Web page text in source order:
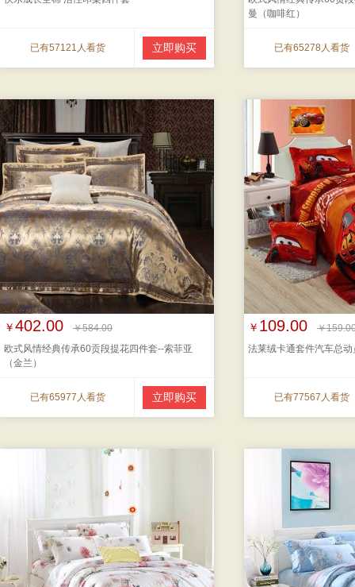
已有57121人看货 立即购买
曼（咖啡红）
已有65278人看货
￥402.00
￥584.00
欧式风情经典传承60贡段提花四件套--索菲亚
（金兰）
已有65977人看货 立即购买
￥ 109.00
￥
法莱绒卡通套件汽车总动
已有77567人看货